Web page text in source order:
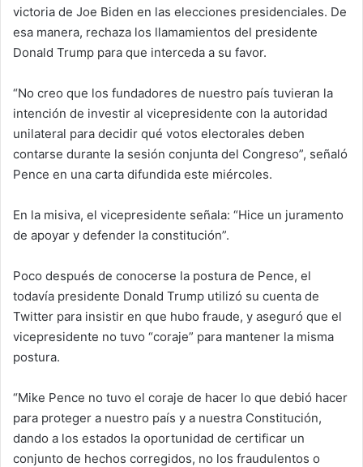
victoria de Joe Biden en las elecciones presidenciales. De
esa manera, rechaza los llamamientos del presidente
Donald Trump para que interceda a su favor.
“No creo que los fundadores de nuestro país tuvieran la
intención de investir al vicepresidente con la autoridad
unilateral para decidir qué votos electorales deben
contarse durante la sesión conjunta del Congreso”, señaló
Pence en una carta difundida este miércoles.
En la misiva, el vicepresidente señala: “Hice un juramento
de apoyar y defender la constitución”.
Poco después de conocerse la postura de Pence, el
todavía presidente Donald Trump utilizó su cuenta de
Twitter para insistir en que hubo fraude, y aseguró que el
vicepresidente no tuvo “coraje” para mantener la misma
postura.
“Mike Pence no tuvo el coraje de hacer lo que debió hacer
para proteger a nuestro país y a nuestra Constitución,
dando a los estados la oportunidad de certificar un
conjunto de hechos corregidos, no los fraudulentos o